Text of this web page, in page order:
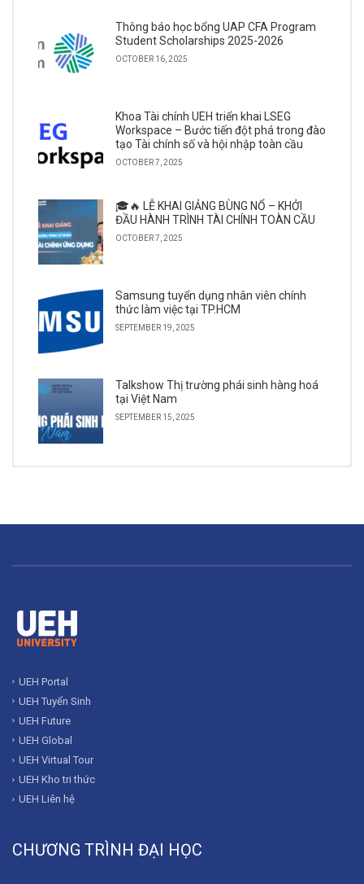
Thông báo học bổng UAP CFA Program
Student Scholarships 2025-2026
OCTOBER 16, 2025
Khoa Tài chính UEH triển khai LSEG
Workspace – Bước tiến đột phá trong đào
tạo Tài chính số và hội nhập toàn cầu
OCTOBER 7, 2025
🎓🔥 LỄ KHAI GIẢNG BÙNG NỔ – KHỞI
ĐẦU HÀNH TRÌNH TÀI CHÍNH TOÀN CẦU
OCTOBER 7, 2025
Samsung tuyển dụng nhân viên chính
thức làm việc tại TP.HCM
SEPTEMBER 19, 2025
Talkshow Thị trường phái sinh hàng hoá
tại Việt Nam
SEPTEMBER 15, 2025
UEH Portal
UEH Tuyển Sinh
UEH Future
UEH Global
UEH Virtual Tour
UEH Kho tri thức
UEH Liên hệ
CHƯƠNG TRÌNH ĐẠI HỌC